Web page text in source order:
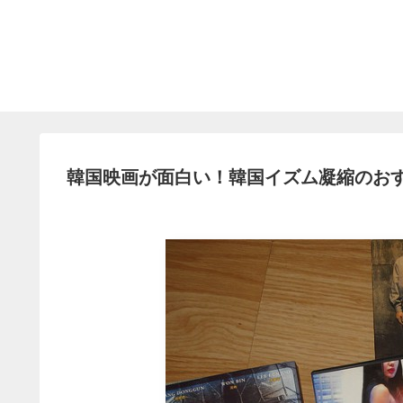
韓国映画が面白い！韓国イズム凝縮のお